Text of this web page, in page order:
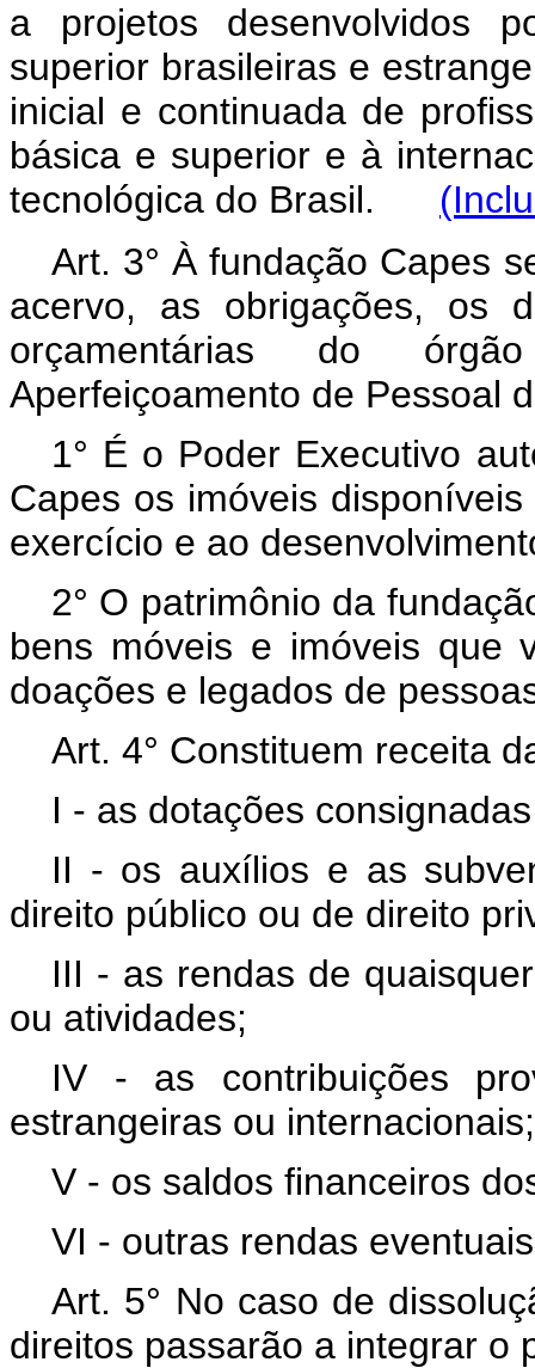
a projetos desenvolvidos
superior brasileiras e
inicial e continuada de
básica e superior e à
tecnológica do Brasil.
Art. 3° À fundação Capes
acervo, as obrigações, os
orçamentárias do
Aperfeiçoamento de Pessoal
1° É o Poder Executivo
Capes os imóveis
exercício e ao
2° O patrimônio da
bens móveis e imóveis que
doações e legados de
Art. 4° Constituem receita
I - as dotações
II - os auxílios e as
direito público ou de direito
III - as rendas de
ou atividades;
IV - as contribuições
estrangeiras ou internacionais;
V - os saldos financeiros
VI - outras rendas
Art. 5° No caso de
direitos passarão a integrar o